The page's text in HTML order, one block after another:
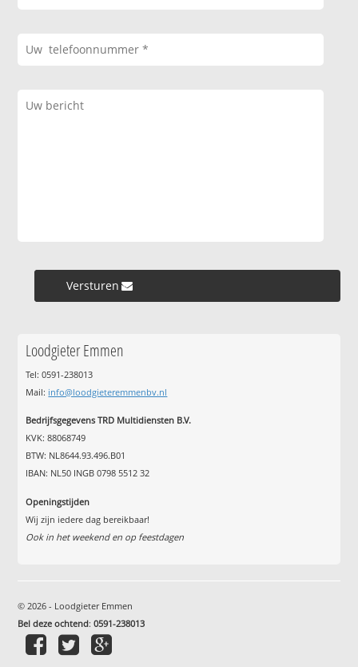
Versturen »
Loodgieter Emmen
Tel: 0591-238013
Mail: info@loodgieteremmenbv.nl
Bedrijfsgegevens TRD Multidiensten B.V.
KVK: 88068749
BTW: NL8644.93.496.B01
IBAN: NL50 INGB 0798 5512 32
Openingstijden
Wij zijn iedere dag bereikbaar!
Ook in het weekend en op feestdagen
© 2026 - Loodgieter Emmen
Bel deze ochtend:0591-238013